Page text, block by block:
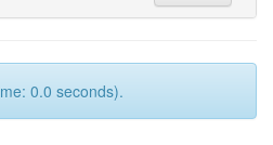
0.0 seconds).